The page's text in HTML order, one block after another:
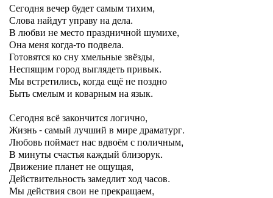
Сегодня вечер будет самым тихим,
Слова найдут управу на дела.
В любви не место праздничной шумихе,
Она меня когда-то подвела.
Готовятся ко сну хмельные звёзды,
Неспящим город выглядеть привык.
Мы встретились, когда ещё не поздно
Быть смелым и коварным на язык.
Сегодня всё закончится логично,
Жизнь - самый лучший в мире драматург.
Любовь поймает нас вдвоём с поличным,
В минуты счастья каждый близорук.
Движение планет не ощущая,
Действительность замедлит ход часов.
Мы действия свои не прекращаем,